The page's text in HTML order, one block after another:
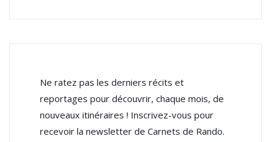
Ne ratez pas les derniers récits et
reportages pour découvrir, chaque mois, de
nouveaux itinéraires ! Inscrivez-vous pour
recevoir la newsletter de Carnets de Rando.